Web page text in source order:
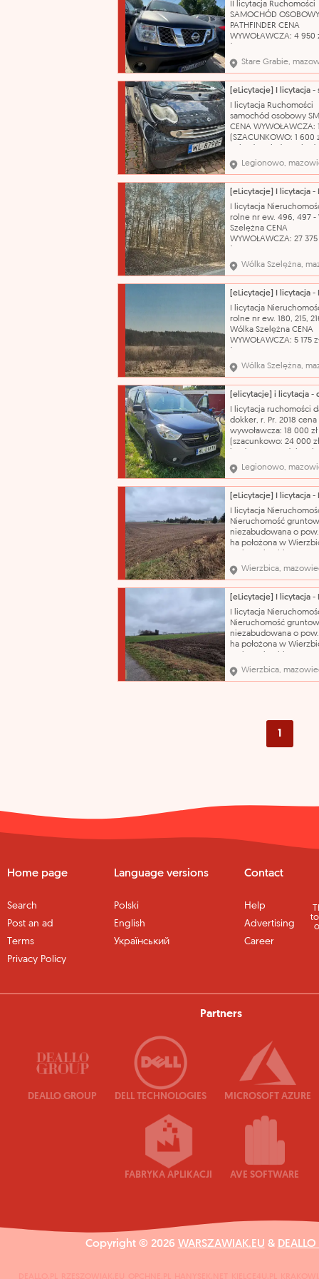
produkcji: 2004
biegów: automatyczna
II licytacja Ruchomości
SAMOCHÓD
PATHFINDER CENA
WYWOŁAWCZA: 4 950
kluczyka, brak
dokumentów,
powłoka lakiernicza.
katalogowa: Samochód
osobowy Marka:
Pathfinder Typ
ciężarowy Pojemność
Stare Grabie,
I licytacja Ruchomości
samochód osobowy
CENA WYWOŁAWCZA:
(SZACUNKOWO: 1 600
prawy tył (wypadek
komunikacyjny,
prawe tylne koło) brak
powietrza , badanie
do 25.08.2026r, brak
możliwości odpalenia
brak możliwości
Legionowo,
I licytacja
rolne nr ew. 496, 497 -
Szelężna CENA
WYWOŁAWCZA: 27 375
Nazwa katalogowa:
Oznaczenie księgi
lub zbiór dokumentów:
RA1Z/00012985/5
inne prawa rzeczowe:
własność Numer
działki i powierzchn
Wólka Szelężna,
I licytacja
rolne nr ew. 180, 215,
Wólka Szelężna CENA
WYWOŁAWCZA: 5 175
Działki położone są w
ekstensywnego
oznaczonych
RE w obszarze
chronionego "Dolina
Zwolenki". Nazwa
Wólka Szelężna,
I licytacja ruchomości
dokker, r. Pr. 2018 cena
wywoławcza: 18 000 zł
(szacunkowo: 24 000
szyby w lewych
auta. Nazwa
samochód osobowy
dacia model: dokker
nadwozia: kombi
silnika: 1461 cm³ rodzaj
Legionowo,
I licytacja
Nieruchomość
niezabudowana o
ha położona w
WYWOŁAWCZA: 528
(SZACUNKOWO: 704
Przedmiotem licytacji
nieruchomość
oznaczona numerem
ewidencyjnym 284 o
powierzchni 3,5800
Wierzbica,
I licytacja
Nieruchomość
niezabudowana o
ha położona w
WYWOŁAWCZA: 110
(SZACUNKOWO: 147
położona we wsi
województwo
Wierzbica,
1
Home page
Search
Post an ad
Terms
Privacy Policy
Language versions
Polski
English
Український
Contact
Help
Advertising
Career
Partners
DEALLO GROUP DELL TECHNOLOGIES MICROSOFT AZURE
FABRYKA APLIKACJI AVE SOFTWARE
Copyright © 2026 WARSZAWIAK.EU &